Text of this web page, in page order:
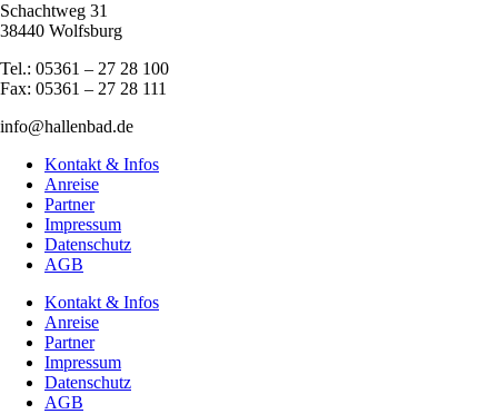
Schachtweg 31
38440 Wolfsburg
Tel.: 05361 – 27 28 100
Fax: 05361 – 27 28 111
info@hallenbad.de
Kontakt & Infos
Anreise
Partner
Impressum
Datenschutz
AGB
Kontakt & Infos
Anreise
Partner
Impressum
Datenschutz
AGB